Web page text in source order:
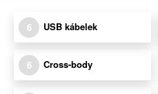
6 USB kábelek
6 Cross-body